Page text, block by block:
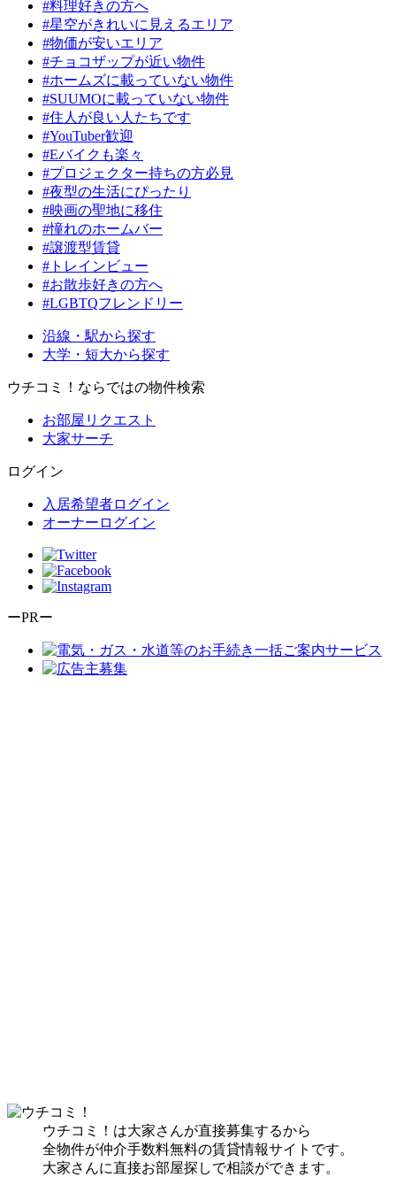
#料理好きの方へ
#星空がきれいに見えるエリア
#物価が安いエリア
#チョコザップが近い物件
#ホームズに載っていない物件
#SUUMOに載っていない物件
#住人が良い人たちです
#YouTuber歓迎
#Eバイクも楽々
#プロジェクター持ちの方必見
#夜型の生活にぴったり
#映画の聖地に移住
#憧れのホームバー
#譲渡型賃貸
#トレインビュー
#お散歩好きの方へ
#LGBTQフレンドリー
沿線・駅から探す
大学・短大から探す
ウチコミ！ならではの物件検索
お部屋リクエスト
大家サーチ
ログイン
入居希望者ログイン
オーナーログイン
ーPRー
ウチコミ！は大家さんが直接募集するから
全物件が仲介手数料無料の賃貸情報サイトです。
大家さんに直接お部屋探しで相談ができます。